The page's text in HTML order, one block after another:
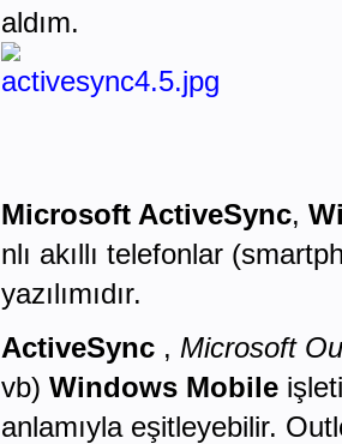
aldım.
Microsoft ActiveSync,
nlı akıllı telefonlar
yazılımıdır.
ActiveSync , Microsoft
vb) Windows Mobile
anlamıyla eşitleyebilir.